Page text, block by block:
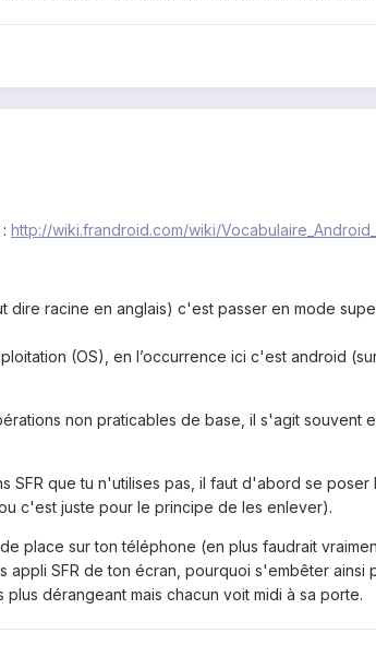
http://wiki.frandroid.com/wiki/
racine en anglais) c'est passer en mode
(OS), en l’occurrence ici c'est android
non praticables de base, il s'agit souvent
SFR que tu n'utilises pas, il faut d'abord se
c'est juste pour le principe de les enlever).
place sur ton téléphone (en plus faudrait
SFR de ton écran, pourquoi s'embêter ainsi
dérangeant mais chacun voit midi à sa porte.